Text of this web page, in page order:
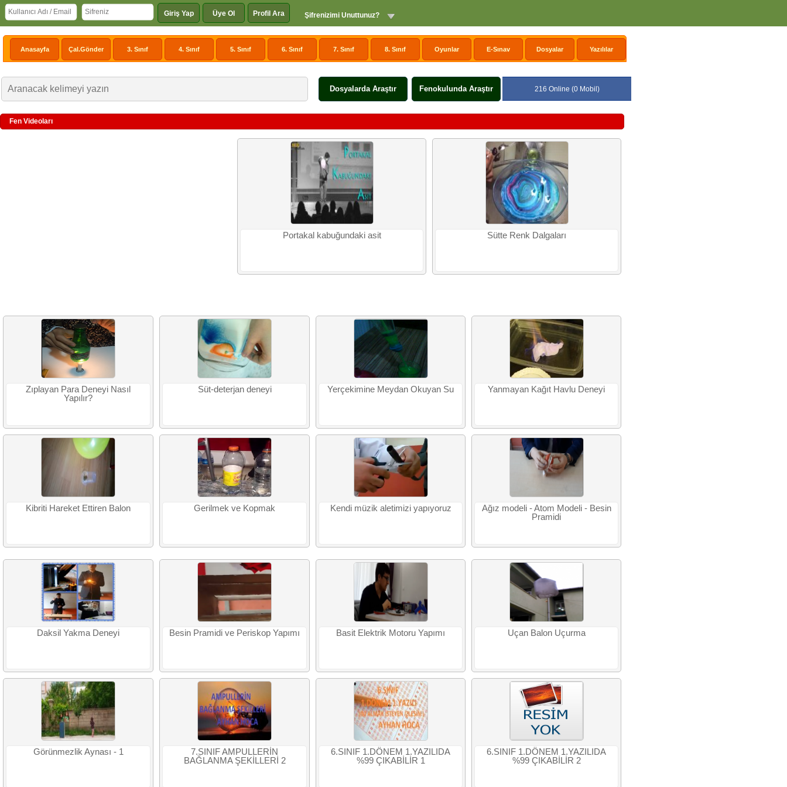
Giriş Yap Üye Ol Profil Ara Şifrenizimi Unuttunuz?
Anasayfa Çal.Gönder 3. Sınıf 4. Sınıf 5. Sınıf 6. Sınıf 7. Sınıf 8. Sınıf Oyunlar E-Sınav Dosyalar Yazılılar
Dosyalarda Araştır Fenokulunda Araştır 216 Online (0 Mobil)
Fen Videoları
Portakal kabuğundaki asit Sütte Renk Dalgaları
Zıplayan Para Deneyi Nasıl
Yapılır?
Süt-deterjan deneyi Yerçekimine Meydan Okuyan Su Yanmayan Kağıt Havlu Deneyi
Kibriti Hareket Ettiren Balon Gerilmek ve Kopmak Kendi müzik aletimizi yapıyoruz
Ağız modeli - Atom Modeli - Besin
Pramidi
Daksil Yakma Deneyi Besin Pramidi ve Periskop Yapımı Basit Elektrik Motoru Yapımı Uçan Balon Uçurma
Görünmezlik Aynası - 1
7.SINIF AMPULLERİN
BAĞLANMA ŞEKİLLERİ 2
6.SINIF 1.DÖNEM 1.YAZILIDA
%99 ÇIKABİLİR 1
6.SINIF 1.DÖNEM 1.YAZILIDA
%99 ÇIKABİLİR 2